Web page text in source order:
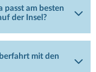
passt am besten
der Insel?
mit den